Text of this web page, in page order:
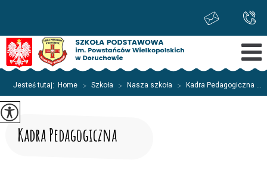
Jesteś tutaj: Home > Szkoła > Nasza szkoła > Kadra Pedagogiczna ...
Kadra Pedagogiczna